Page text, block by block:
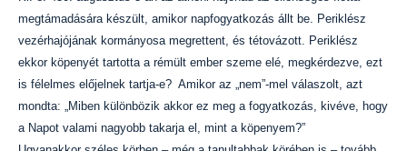
megtámadására készült, amikor napfogyatkozás állt be. Periklész
vezérhajójának kormányosa megrettent, és tétovázott. Periklész
ekkor köpenyét tartotta a rémült ember szeme elé, megkérdezve, ezt
is félelmes előjelnek tartja-e? Amikor az „nem”-mel válaszolt, azt
mondta: „Miben különbözik akkor ez meg a fogyatkozás, kivéve, hogy
a Napot valami nagyobb takarja el, mint a köpenyem?”